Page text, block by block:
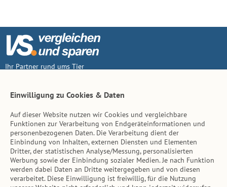
Ihr Partner rund ums Tier
Inhalt
Tierarzt-Suche
Hinweise
Einwilligung zu Cookies & Daten
Auf dieser Website nutzen wir Cookies und vergleichbare
Funktionen zur Verarbeitung von Endgeräteinformationen und
personenbezogenen Daten. Die Verarbeitung dient der
Einbindung von Inhalten, externen Diensten und Elementen
Dritter, der statistischen Analyse/Messung, personalisierten
Werbung sowie der Einbindung sozialer Medien. Je nach Funktion
werden dabei Daten an Dritte weitergegeben und von diesen
verarbeitet. Diese Einwilligung ist freiwillig, für die Nutzung